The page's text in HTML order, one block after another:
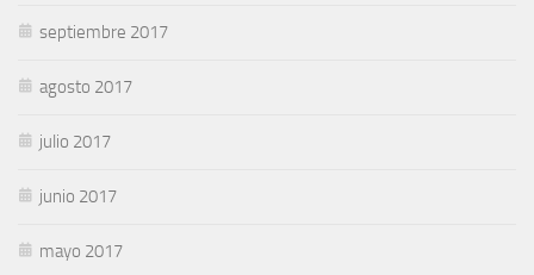
septiembre 2017
agosto 2017
julio 2017
junio 2017
mayo 2017